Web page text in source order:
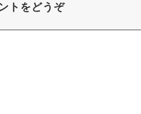
トをどうぞ